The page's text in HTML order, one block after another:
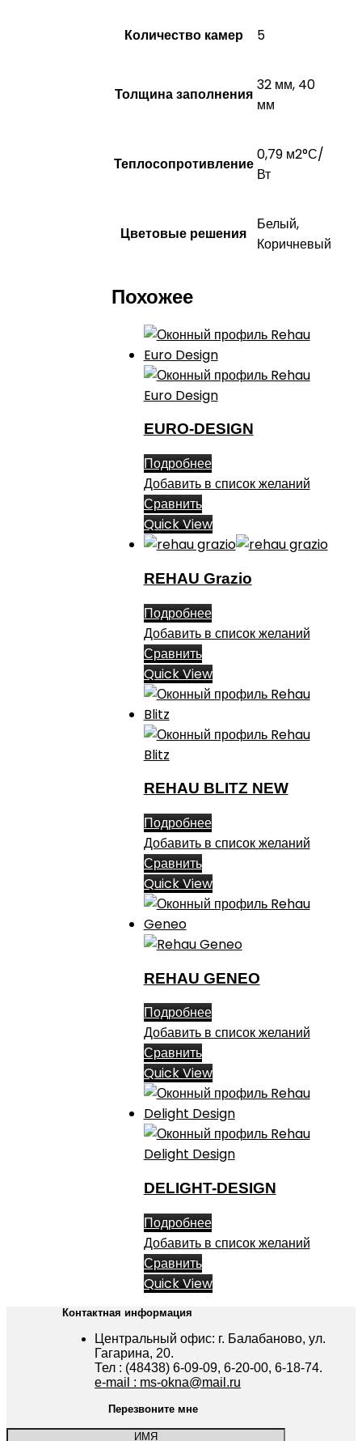
Количество камер 5
Толщина заполнения
32 мм, 40
мм
Теплосопротивление
0,79 м2°С/
Вт
Цветовые решения
Белый,
Коричневый
Похожее
EURO-DESIGN
Подробнее
Добавить в список желаний
Сравнить
Quick View
REHAU Grazio
Подробнее
Добавить в список желаний
Сравнить
Quick View
REHAU BLITZ NEW
Подробнее
Добавить в список желаний
Сравнить
Quick View
REHAU GENEO
Подробнее
Добавить в список желаний
Сравнить
Quick View
DELIGHT-DESIGN
Подробнее
Добавить в список желаний
Сравнить
Quick View
Контактная информация
Центральный офис: г. Балабаново, ул.
Гагарина, 20.
Тел : (48438) 6-09-09, 6-20-00, 6-18-74.
e-mail : ms-okna@mail.ru
Перезвоните мне